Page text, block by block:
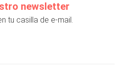
newsletter
tu casilla de e-mail.